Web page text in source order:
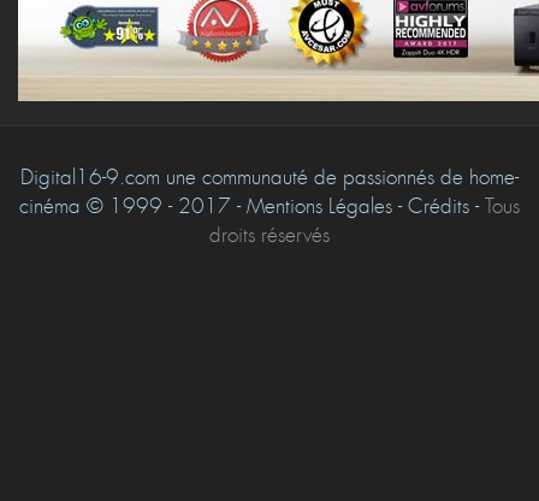
Digital16-9.com une communauté de passionnés de home-
cinéma © 1999 - 2017 - Mentions Légales - Crédits -Tous
droits réservés